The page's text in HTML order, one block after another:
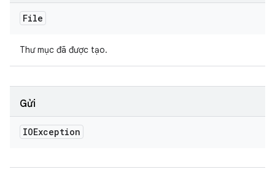
File
Thư mục đã được tạo.
Gửi
IOException